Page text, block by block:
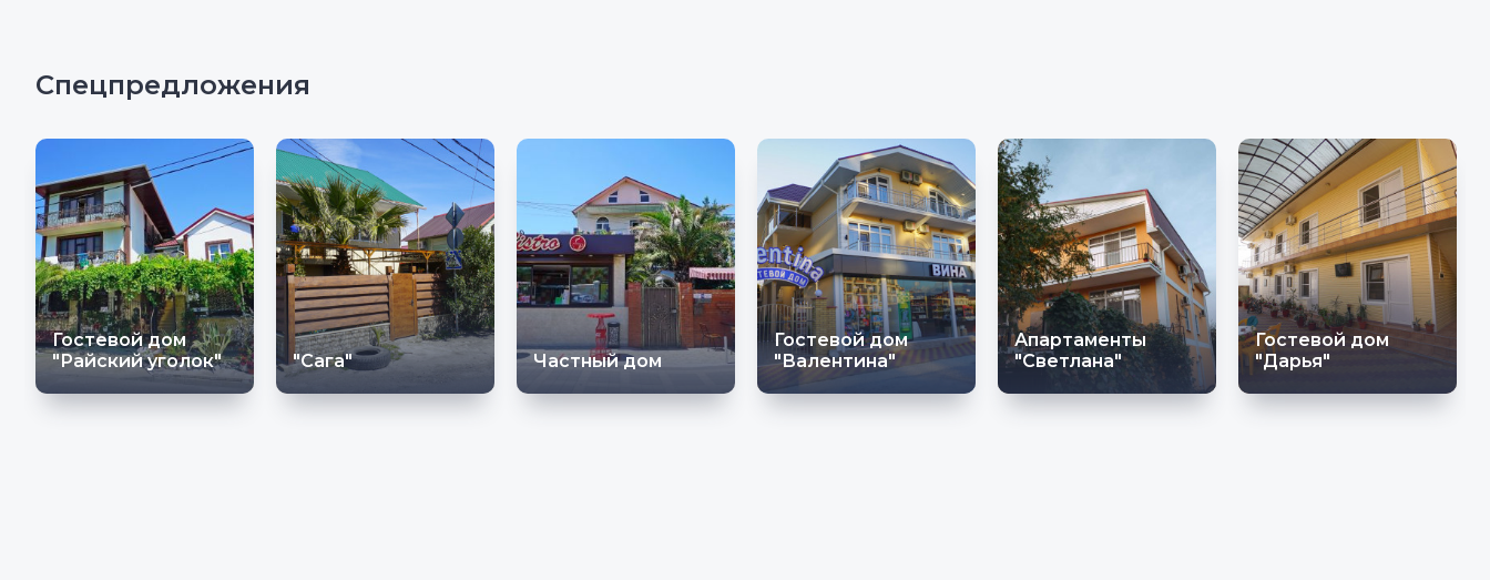
Спецпредложения
Гостевой дом
"Райский уголок"
"Сага" Частный дом
Гостевой дом
"Валентина"
Апартаменты
"Светлана"
Гостевой дом
"Дарья"